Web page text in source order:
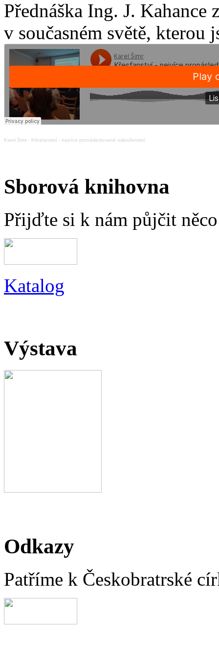
Přednáška Ing. J.
v současném světě, kterou
Karel Šimr · Křesťanství - nejvíce pronásledované náboženství
Sborová knihovna
Přijďte si k nám půjčit
Katalog
Výstava
Odkazy
Patříme k Českobratrské